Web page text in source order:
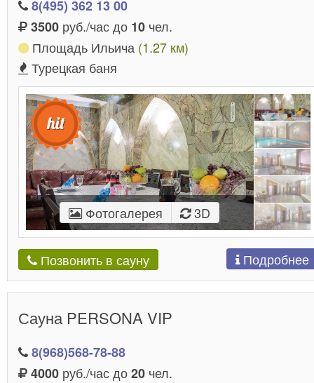
8(495) 362 13 00
3500 руб./час до 10 чел.
Площадь Ильича (1.27 км)
Турецкая баня
Фотогалерея 3D
Позвонить в сауну Подробнее
Сауна PERSONA VIP
8(968)568-78-88
4000 руб./час до20 чел.